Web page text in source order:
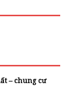
– chung cư